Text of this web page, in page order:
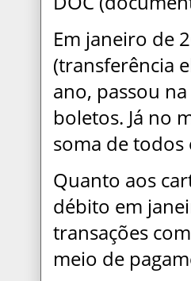
Em janeiro de
(transferência
ano, passou
boletos. Já no
soma de todos
Quanto aos
débito em
transações
meio de